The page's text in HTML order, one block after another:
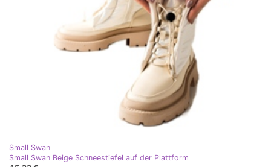
Small Swan
Small Swan Beige Schneestiefel auf der Plattform